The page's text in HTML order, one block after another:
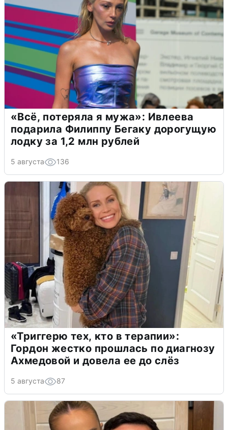
«Всё, потеряла я мужа»: Ивлеева
подарила Филиппу Бегаку дорогущую
лодку за 1,2 млн рублей
5 августа 136
«Триггерю тех, кто в терапии»:
Гордон жестко прошлась по диагнозу
Ахмедовой и довела ее до слёз
5 августа 87